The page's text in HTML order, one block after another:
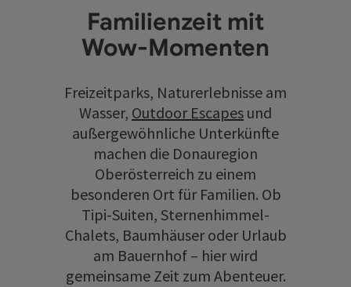
Familienzeit mit
Wow-Momenten
Freizeitparks, Naturerlebnisse am
Wasser, Outdoor Escapes und
außergewöhnliche Unterkünfte
machen die Donauregion
Oberösterreich zu einem
besonderen Ort für Familien. Ob
Tipi-Suiten, Sternenhimmel-
Chalets, Baumhäuser oder Urlaub
am Bauernhof – hier wird
gemeinsame Zeit zum Abenteuer.